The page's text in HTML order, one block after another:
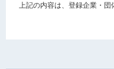
上記の内容は、登録企業・団